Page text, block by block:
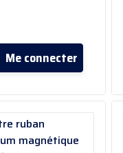
Me connecter